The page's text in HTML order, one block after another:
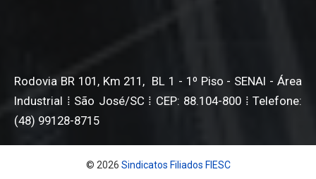
Rodovia BR 101, Km 211, BL 1 - 1º Piso - SENAI - Área
Industrial ⁞ São José/SC ⁞ CEP: 88.104-800 ⁞ Telefone:
(48) 99128-8715
© 2026 Sindicatos Filiados FIESC